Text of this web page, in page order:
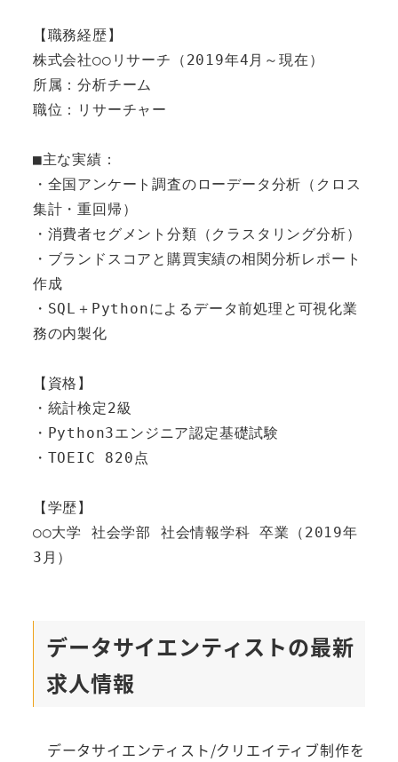
【職務経歴】
株式会社○○リサーチ（2019年4月～現在）
所属：分析チーム
職位：リサーチャー
■主な実績：
・全国アンケート調査のローデータ分析（クロス
集計・重回帰）
・消費者セグメント分類（クラスタリング分析）
・ブランドスコアと購買実績の相関分析レポート
作成
・SQL＋Pythonによるデータ前処理と可視化業
務の内製化
【資格】
・統計検定2級
・Python3エンジニア認定基礎試験
・TOEIC 820点
【学歴】
○○大学 社会学部 社会情報学科 卒業（2019年
データサイエンティストの最新
求人情報
データサイエンティスト/クリエイティブ制作を